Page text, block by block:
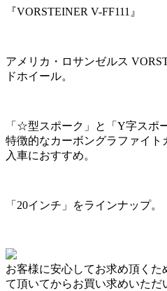
『VORSTEINER V-FF111』
アメリカ・ロサンゼルス
ドホイール。
「☆型スポーク」と「Y字スポ
特徴的なカーボングラファイ
入車におすすめ。
「20インチ」をラインナップ。
お客様に安心してお求め頂く
て頂いてからお買い求めいただ